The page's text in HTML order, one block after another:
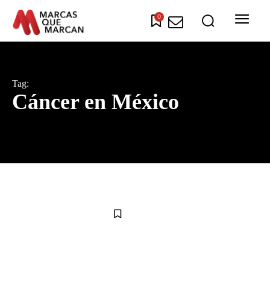
0
Tag:
Cáncer en México